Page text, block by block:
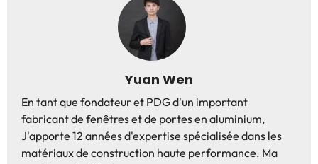
Yuan Wen
En tant que fondateur et PDG d'un important
fabricant de fenêtres et de portes en aluminium,
J'apporte 12 années d'expertise spécialisée dans les
matériaux de construction haute performance. Ma